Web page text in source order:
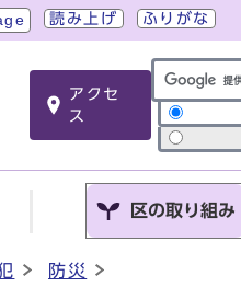
読み上げ ふりがな
アクセ
ス
サイト内
区の取り組み
防災